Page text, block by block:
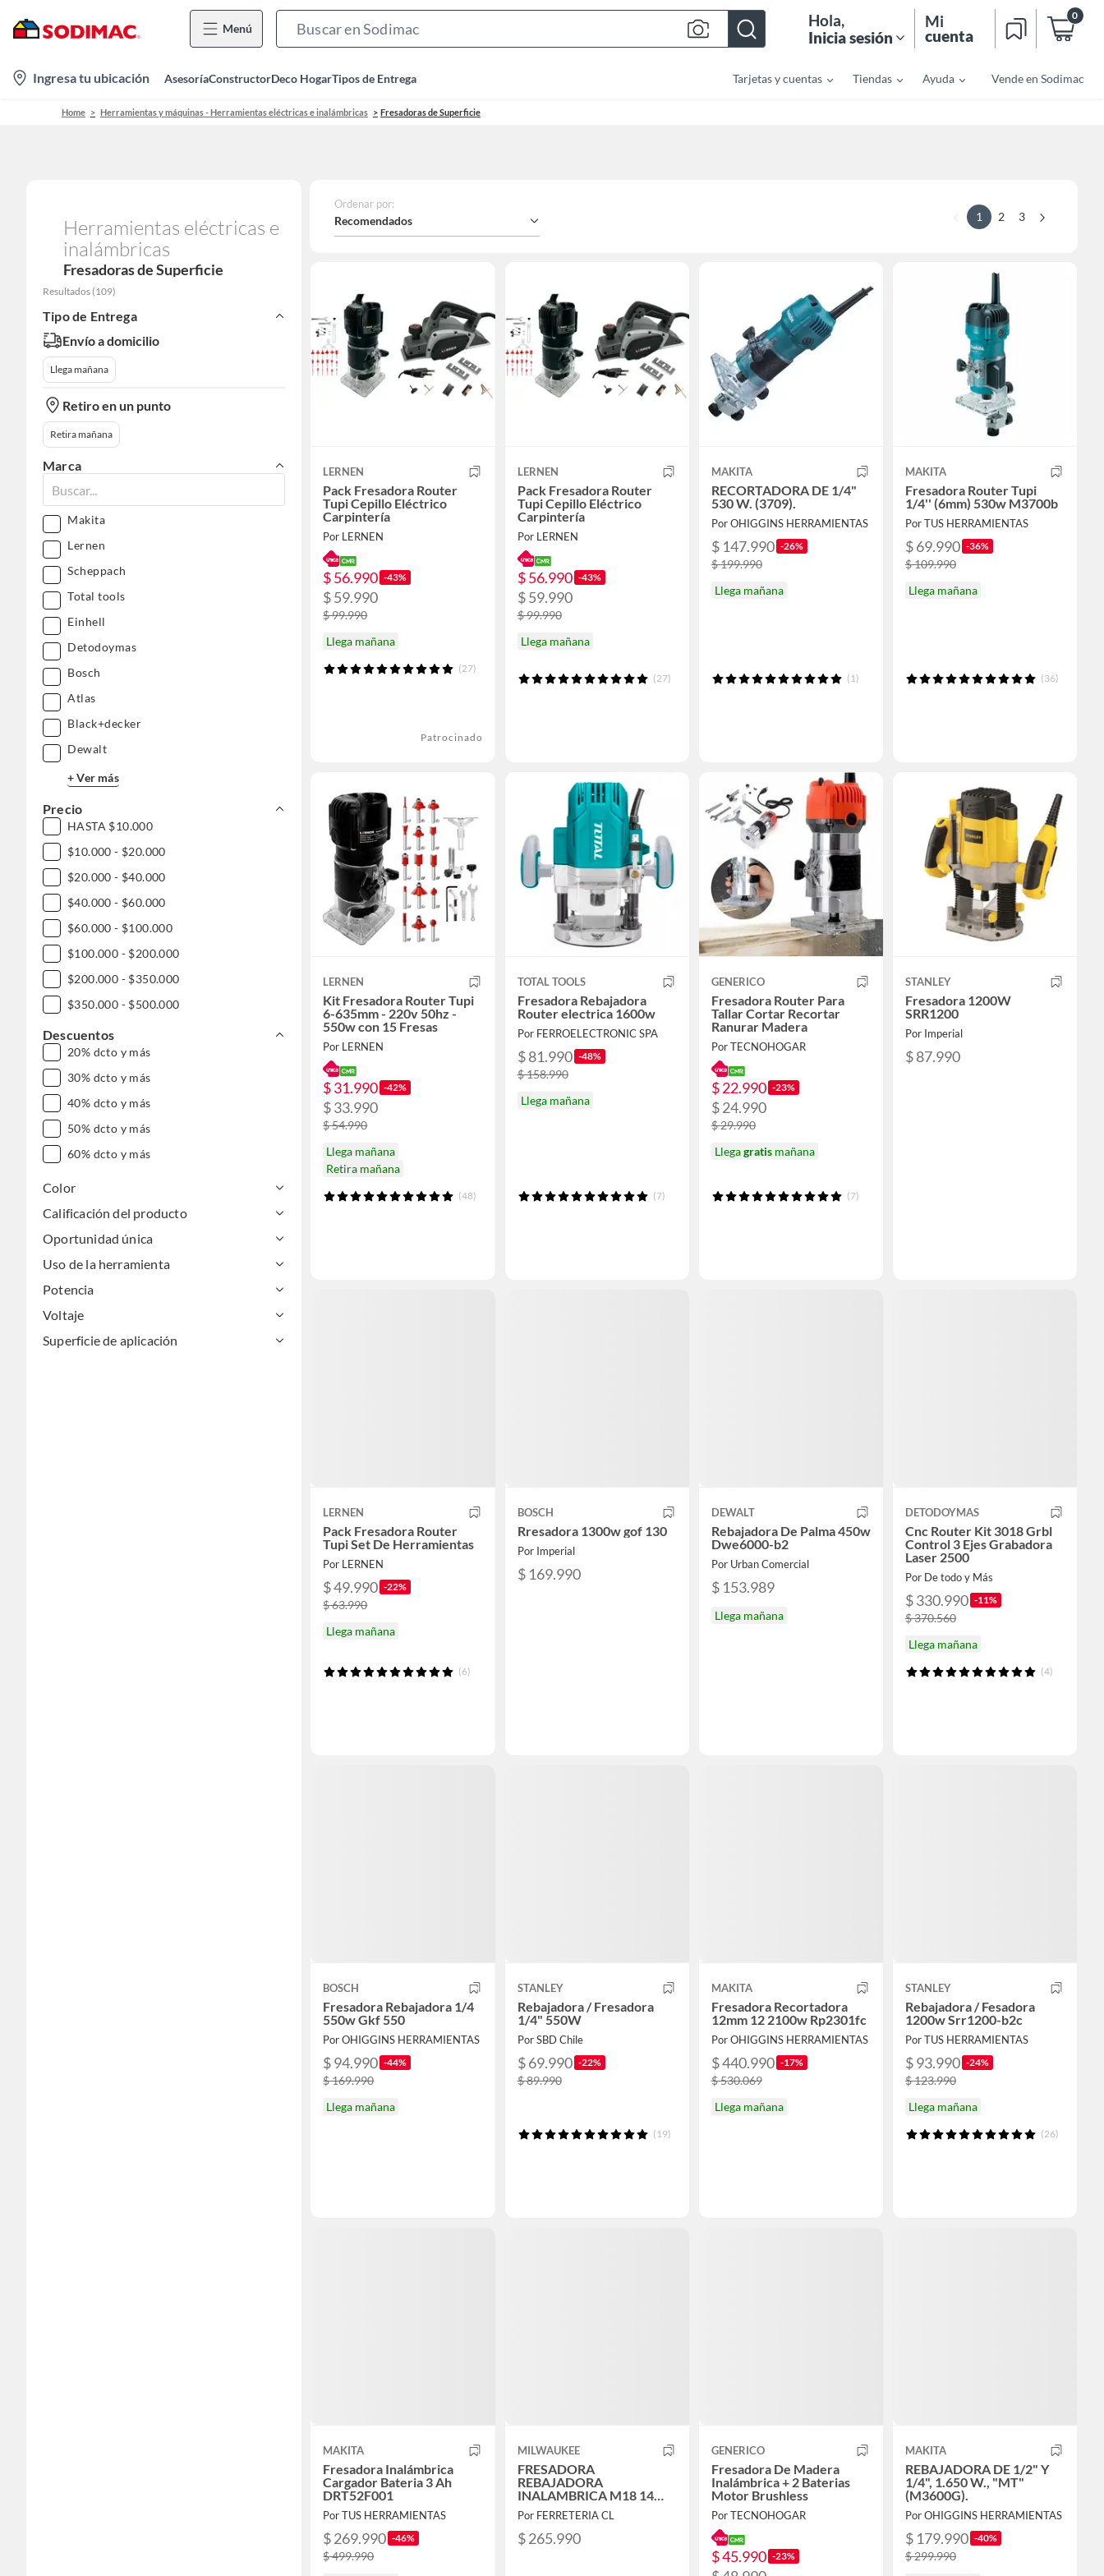
Menú
Bar
Hola,
Inicia sesión
Mi
cuenta
0
location-
icon
Ingresa tu ubicación AsesoríaConstructorDeco HogarTipos de Entrega Tarjetas y cuentas Tiendas Ayuda Vende en Sodimac
Home Herramientas y máquinas - Herramientas eléctricas e inalámbricas Fresadoras de Superficie
Herramientas eléctricas e
inalámbricas
Fresadoras de Superficie
Resultados (109)
Tipo de Entrega
Envío a domicilio
Llega mañana
Retiro en un punto
Retira mañana
Marca
Makita
Lernen
Scheppach
Total tools
Einhell
Detodoymas
Bosch
Atlas
Black+decker
Dewalt
+ Ver más
Precio
HASTA $10.000
$10.000 - $20.000
$20.000 - $40.000
$40.000 - $60.000
$60.000 - $100.000
$100.000 - $200.000
$200.000 - $350.000
$350.000 - $500.000
$500.000 - $1.000.000
DESDE $1.000.000
Descuentos
20% dcto y más
30% dcto y más
40% dcto y más
50% dcto y más
60% dcto y más
Color
Calificación del producto
Oportunidad única
Uso de la herramienta
Potencia
Voltaje
Superficie de aplicación
Ordenar por:
Recomendados 1 2 3
LERNEN
Pack Fresadora Router
Tupi Cepillo Eléctrico
Carpintería
Por LERNEN
$ 56.990 -43%
$ 59.990
$ 99.990
Llega mañana
(27)
Patrocinado
LERNEN
Pack Fresadora Router
Tupi Cepillo Eléctrico
Carpintería
Por LERNEN
$ 56.990 -43%
$ 59.990
$ 99.990
Llega mañana
(27)
MAKITA
RECORTADORA DE 1/4"
530 W. (3709).
Por OHIGGINS HERRAMIENTAS
$ 147.990 -26%
$ 199.990
Llega mañana
(1)
MAKITA
Fresadora Router Tupi
1/4'' (6mm) 530w M3700b
Por TUS HERRAMIENTAS
$ 69.990 -36%
$ 109.990
Llega mañana
(36)
LERNEN
Kit Fresadora Router Tupi
6-635mm - 220v 50hz -
550w con 15 Fresas
Por LERNEN
$ 31.990 -42%
$ 33.990
$ 54.990
Llega mañana
Retira mañana
(48)
TOTAL TOOLS
Fresadora Rebajadora
Router electrica 1600w
Por FERROELECTRONIC SPA
$ 81.990 -48%
$ 158.990
Llega mañana
(7)
GENERICO
Fresadora Router Para
Tallar Cortar Recortar
Ranurar Madera
Por TECNOHOGAR
$ 22.990 -23%
$ 24.990
$ 29.990
Llegagratismañana
(7)
STANLEY
Fresadora 1200W
SRR1200
Por Imperial
$ 87.990
LERNEN
Pack Fresadora Router
Tupi Set De Herramientas
Por LERNEN
$ 49.990 -22%
$ 63.990
Llega mañana
(6)
BOSCH
Rresadora 1300w gof 130
Por Imperial
$ 169.990
DEWALT
Rebajadora De Palma 450w
Dwe6000-b2
Por Urban Comercial
$ 153.989
Llega mañana
DETODOYMAS
Cnc Router Kit 3018 Grbl
Control 3 Ejes Grabadora
Laser 2500
Por De todo y Más
$ 330.990 -11%
$ 370.560
Llega mañana
(4)
BOSCH
Fresadora Rebajadora 1/4
550w Gkf 550
Por OHIGGINS HERRAMIENTAS
$ 94.990 -44%
$ 169.990
Llega mañana
STANLEY
Rebajadora / Fresadora
1/4" 550W
Por SBD Chile
$ 69.990 -22%
$ 89.990
(19)
MAKITA
Fresadora Recortadora
12mm 12 2100w Rp2301fc
Por OHIGGINS HERRAMIENTAS
$ 440.990 -17%
$ 530.069
Llega mañana
STANLEY
Rebajadora / Fesadora
1200w Srr1200-b2c
Por TUS HERRAMIENTAS
$ 93.990 -24%
$ 123.990
Llega mañana
(26)
MAKITA
Fresadora Inalámbrica
Cargador Bateria 3 Ah
DRT52F001
Por TUS HERRAMIENTAS
$ 269.990 -46%
$ 499.990
MILWAUKEE
FRESADORA
REBAJADORA
INALAMBRICA M18 14
2723-20
Por FERRETERIA CL
$ 265.990
GENERICO
Fresadora De Madera
Inalámbrica + 2 Baterias
Motor Brushless
Por TECNOHOGAR
$ 45.990 -23%
MAKITA
REBAJADORA DE 1/2" Y
1/4", 1.650 W., "MT"
(M3600G).
Por OHIGGINS HERRAMIENTAS
$ 179.990 -40%
$ 299.990